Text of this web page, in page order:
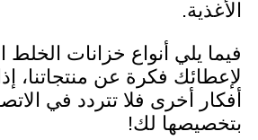
أنواع خزانات الخلط الشائعة
فكرة عن منتجاتنا، إذا كانت
أخرى فلا تتردد في الاتصال
لك!